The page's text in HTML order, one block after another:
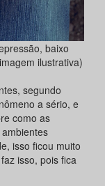
baixo
ilustrativa)
segundo
a sério, e
como as
isso ficou muito
isso, pois fica